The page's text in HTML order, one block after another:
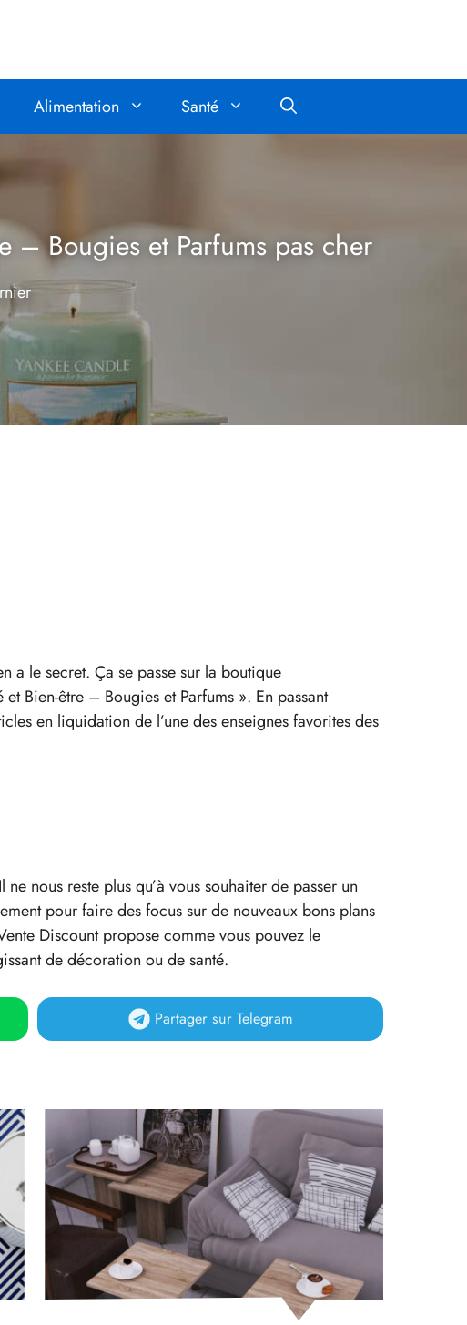
Alimentation Santé
– Bougies et Parfums pas cher
a le secret. Ça se passe sur la boutique
Bien-être – Bougies et Parfums ». En passant
en liquidation de l’une des enseignes favorites des
nous reste plus qu’à vous souhaiter de passer un
pour faire des focus sur de nouveaux bons plans
Discount propose comme vous pouvez le
de décoration ou de santé.
Partagersur Telegram